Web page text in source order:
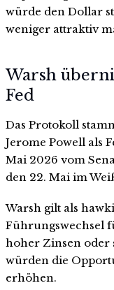
würde den Dollar
weniger attraktiv
Warsh
Fed
Das Protokoll
Jerome Powell als
Mai 2026 vom
den 22. Mai im
Warsh gilt als
Führungswechsel
hoher Zinsen oder
würden die
erhöhen.